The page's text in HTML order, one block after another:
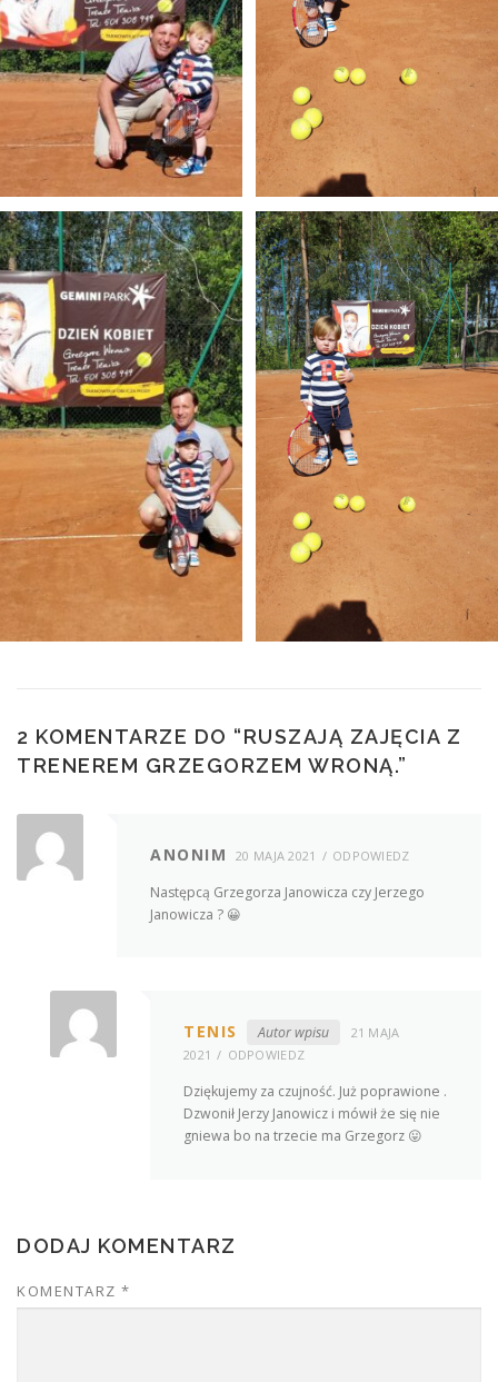
2 KOMENTARZE DO “RUSZAJĄ ZAJĘCIA Z
TRENEREM GRZEGORZEM WRONĄ.”
ANONIM 20 MAJA 2021 ODPOWIEDZ
Następcą Grzegorza Janowicza czy Jerzego
Janowicza ? 😀
TENIS Autor wpisu
21 MAJA
2021
ODPOWIEDZ
Dziękujemy za czujność. Już poprawione .
Dzwonił Jerzy Janowicz i mówił że się nie
gniewa bo na trzecie ma Grzegorz 😛
DODAJ KOMENTARZ
KOMENTARZ *